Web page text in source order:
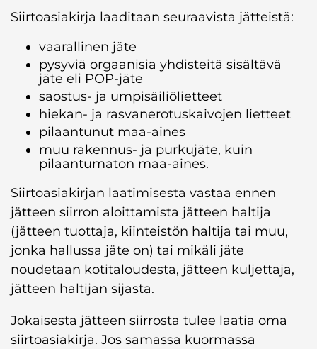
Siirtoasiakirja laaditaan seuraavista jätteistä:
vaarallinen jäte
pysyviä orgaanisia yhdisteitä sisältävä
jäte eli POP-jäte
saostus- ja umpisäiliölietteet
hiekan- ja rasvanerotuskaivojen lietteet
pilaantunut maa-aines
muu rakennus- ja purkujäte, kuin
pilaantumaton maa-aines.
Siirtoasiakirjan laatimisesta vastaa ennen
jätteen siirron aloittamista jätteen haltija
(jätteen tuottaja, kiinteistön haltija tai muu,
jonka hallussa jäte on) tai mikäli jäte
noudetaan kotitaloudesta, jätteen kuljettaja,
jätteen haltijan sijasta.
Jokaisesta jätteen siirrosta tulee laatia oma
siirtoasiakirja. Jos samassa kuormassa